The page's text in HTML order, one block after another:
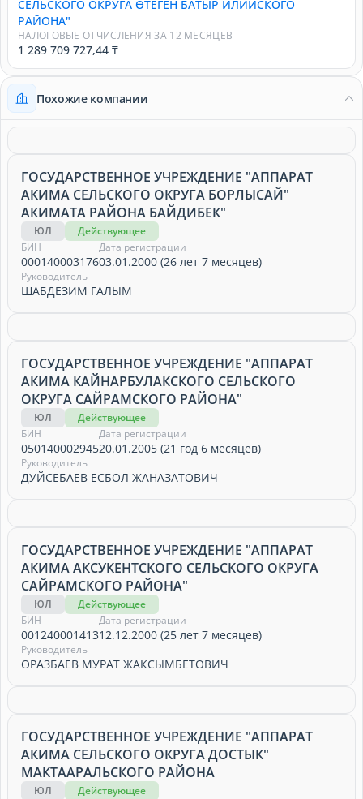
СЕЛЬСКОГО ОКРУГА ӨТЕГЕН БАТЫР ИЛИЙСКОГО
РАЙОНА"
НАЛОГОВЫЕ ОТЧИСЛЕНИЯ ЗА 12 МЕСЯЦЕВ
1 289 709 727,44 ₸
Похожие компании
ГОСУДАРСТВЕННОЕ УЧРЕЖДЕНИЕ "АППАРАТ
АКИМА СЕЛЬСКОГО ОКРУГА БОРЛЫСАЙ"
АКИМАТА РАЙОНА БАЙДИБЕК"
ЮЛ
Действующее
БИН
000140003176
Дата регистрации
03.01.2000 (26 лет 7 месяцев)
Руководитель
ШАБДЕЗИМ ГАЛЫМ
ГОСУДАРСТВЕННОЕ УЧРЕЖДЕНИЕ "АППАРАТ
АКИМА КАЙНАРБУЛАКСКОГО СЕЛЬСКОГО
ОКРУГА САЙРАМСКОГО РАЙОНА"
ЮЛ
Действующее
БИН
050140002945
Дата регистрации
20.01.2005 (21 год 6 месяцев)
Руководитель
ДУЙСЕБАЕВ ЕСБОЛ ЖАНАЗАТОВИЧ
ГОСУДАРСТВЕННОЕ УЧРЕЖДЕНИЕ "АППАРАТ
АКИМА АКСУКЕНТСКОГО СЕЛЬСКОГО ОКРУГА
САЙРАМСКОГО РАЙОНА"
ЮЛ
Действующее
БИН
001240001413
Дата регистрации
12.12.2000 (25 лет 7 месяцев)
Руководитель
ОРАЗБАЕВ МУРАТ ЖАКСЫМБЕТОВИЧ
ГОСУДАРСТВЕННОЕ УЧРЕЖДЕНИЕ "АППАРАТ
АКИМА СЕЛЬСКОГО ОКРУГА ДОСТЫК"
МАКТААРАЛЬСКОГО РАЙОНА
ЮЛ
Действующее